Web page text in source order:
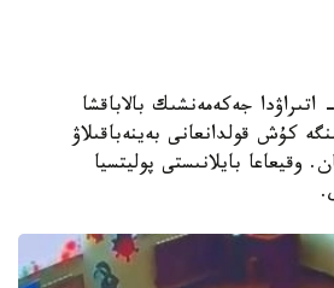
اتىراۋ. KAZINFORM - اتىراۋدا جەكەمەنشىك بالاباقشا
كۇش قولدانعانى بەينەباقىلاۋ
وقيعاعا بايلانىستى پوليتسيا